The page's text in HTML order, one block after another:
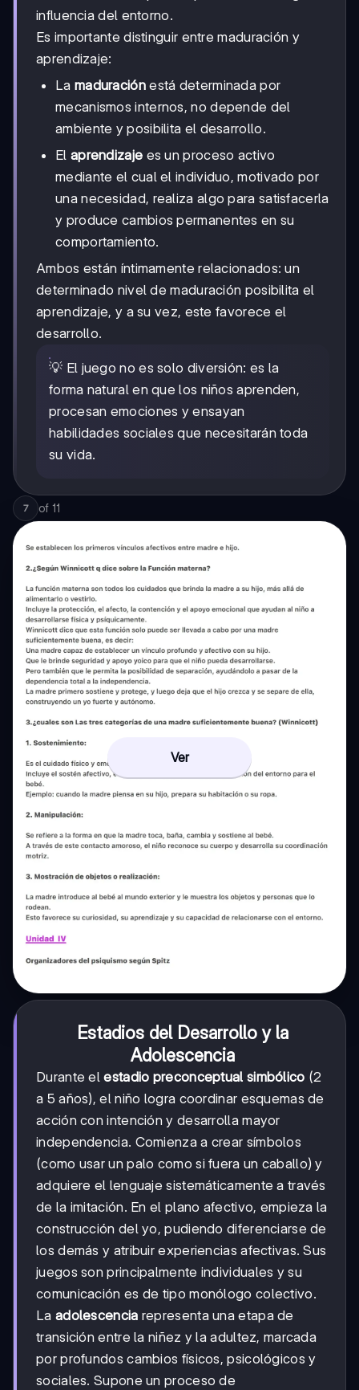
influencia del entorno.
Es importante distinguir entre maduración y
aprendizaje:
La maduraciónestá determinada por
mecanismos internos, no depende del
ambiente y posibilita el desarrollo.
El aprendizaje es un proceso activo
mediante el cual el individuo, motivado por
una necesidad, realiza algo para satisfacerla
y produce cambios permanentes en su
comportamiento.
Ambos están íntimamente relacionados: un
determinado nivel de maduración posibilita el
aprendizaje, y a su vez, este favorece el
desarrollo.
💡 El juego no es solo diversión: es la
forma natural en que los niños aprenden,
procesan emociones y ensayan
habilidades sociales que necesitarán toda
su vida.
7 of 11
Ver
Estadios del Desarrollo y la
Adolescencia
Durante elestadio preconceptual simbólico (2
a 5 años), el niño logra coordinar esquemas de
acción con intención y desarrolla mayor
independencia. Comienza a crear símbolos
(como usar un palo como si fuera un caballo) y
adquiere el lenguaje sistemáticamente a través
de la imitación. En el plano afectivo, empieza la
construcción del yo, pudiendo diferenciarse de
los demás y atribuir experiencias afectivas. Sus
juegos son principalmente individuales y su
comunicación es de tipo monólogo colectivo.
La adolescencia representa una etapa de
transición entre la niñez y la adultez, marcada
por profundos cambios físicos, psicológicos y
sociales. Supone un proceso de